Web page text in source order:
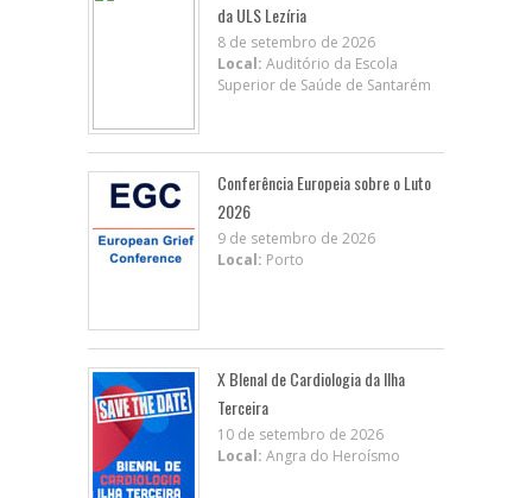
da ULS Lezíria
8 de setembro de 2026
Local: Auditório da Escola
Superior de Saúde de Santarém
Conferência Europeia sobre o Luto
2026
9 de setembro de 2026
Local: Porto
X BIenal de Cardiologia da Ilha
Terceira
10 de setembro de 2026
Local: Angra do Heroísmo